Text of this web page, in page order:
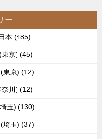
ー
本 (485)
東京) (45)
東京) (12)
奈川) (12)
玉) (130)
埼玉) (37)